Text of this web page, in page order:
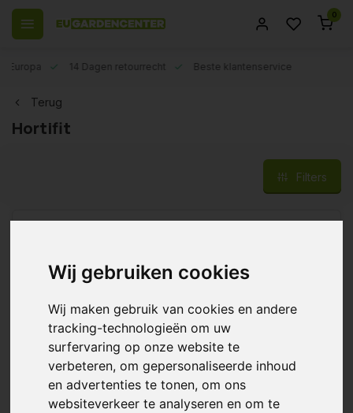
Wij gebruiken cookies
Wij maken gebruik van cookies en andere
tracking-technologieën om uw
surfervaring op onze website te
verbeteren, om gepersonaliseerde inhoud
en advertenties te tonen, om ons
websiteverkeer te analyseren en om te
0
Europa 14 Dagen retourrecht Beste klantenservice
Terug
Hortifit
Filters
Verkrijgbaar in